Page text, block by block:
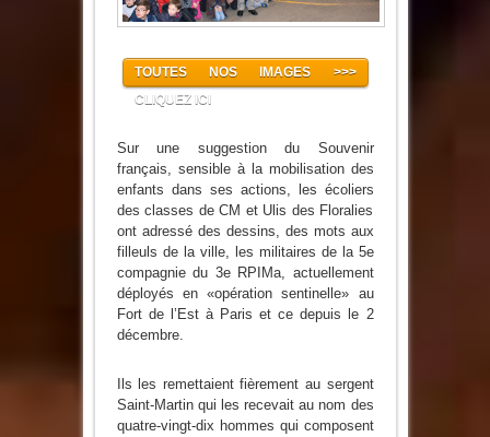
TOUTES NOS IMAGES >>>
CLIQUEZ ICI
Sur une suggestion du Souvenir
français, sensible à la mobilisation des
enfants dans ses actions, les écoliers
des classes de CM et Ulis des Floralies
ont adressé des dessins, des mots aux
filleuls de la ville, les militaires de la 5e
compagnie du 3e RPIMa, actuellement
déployés en «opération sentinelle» au
Fort de l’Est à Paris et ce depuis le 2
décembre.
Ils les remettaient fièrement au sergent
Saint-Martin qui les recevait au nom des
quatre-vingt-dix hommes qui composent